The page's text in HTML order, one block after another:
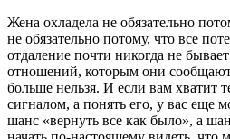
Жена охладела не обязательно
не обязательно потому, что все
отдаление почти никогда не
отношений, которым они
больше нельзя. И если вам хватит
сигналом, а понять его, у вас еще
шанс «вернуть все как было», а